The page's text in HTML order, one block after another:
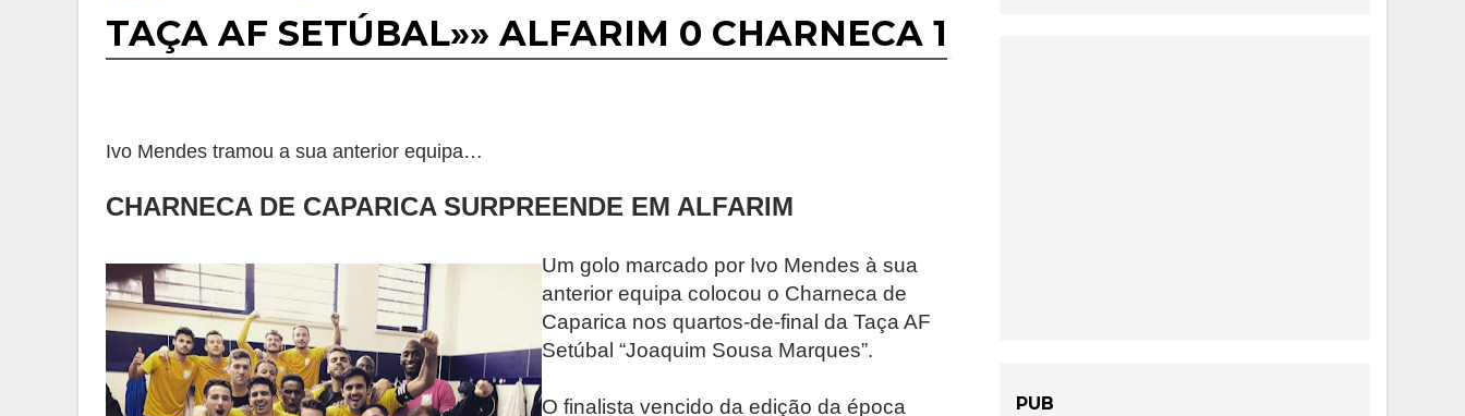
TAÇA AF SETÚBAL»» ALFARIM 0 CHARNECA 1
Ivo Mendes tramou a sua anterior equipa…
CHARNECA DE CAPARICA SURPREENDE EM ALFARIM
Um golo marcado por Ivo Mendes à sua
anterior equipa colocou o Charneca de
Caparica nos quartos-de-final da Taça AF
Setúbal “Joaquim Sousa Marques”.
O finalista vencido da edição da época
PUB